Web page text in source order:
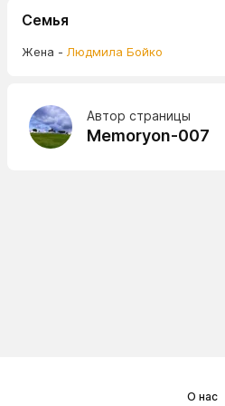
Семья
Жена - Людмила Бойко
Автор страницы
Memoryon-007
О нас